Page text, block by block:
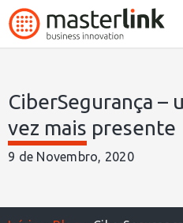
CiberSegurança –
vez mais presente
9 de Novembro, 2020